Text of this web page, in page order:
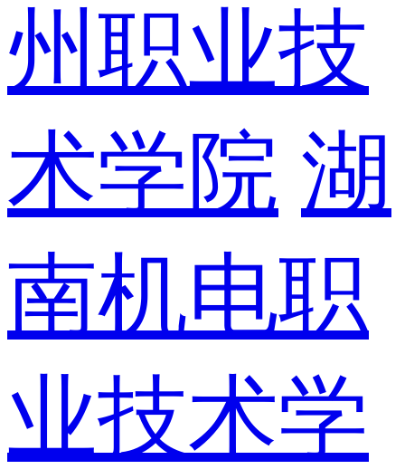
州职业技
术学院 湖
南机电职
业技术学